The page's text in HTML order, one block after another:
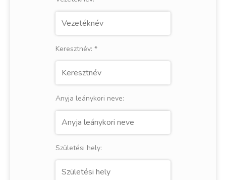
Keresztnév: *
Anyja leánykori neve:
Születési hely: